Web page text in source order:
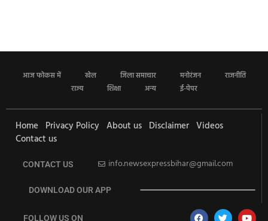
आज फोकस में खेल जिला समाचार मनोरंजन
राजनीति
राज्य
शिक्षा अन्य ई-पेपर
Home Privacy Policy About us Disclaimer Videos
Contact us
CONTACT US info.newsexpressbihar@gmail.com
DOWNLOAD OUR APP
FOLLOW US ON